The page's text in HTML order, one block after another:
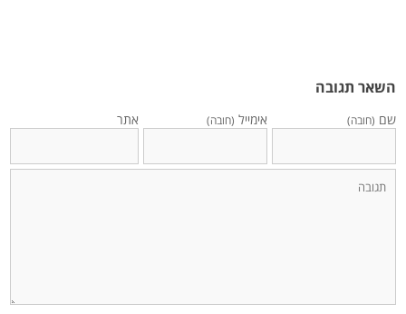
השאר תגובה
שם (חובה) אימייל (חובה) אתר